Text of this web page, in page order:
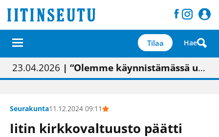
Tilaa Hae
01.02.2026 | Painon vaihtumisen pitäisi näkyä hieman parempana painojäljen laatuna lehdessä
05.02.2026 | Uudistettu kunnantalo on valoisa
23.04.2026 | “Olemme käynnistämässä uudelleen keskustavisiotyön”
09.05.2026| "Maalla on totuttu elämään omavaraisemmin kuin kaupungissa"
Seurakunta11.12.2024 09:11
Iitin kirkkovaltuusto päätti